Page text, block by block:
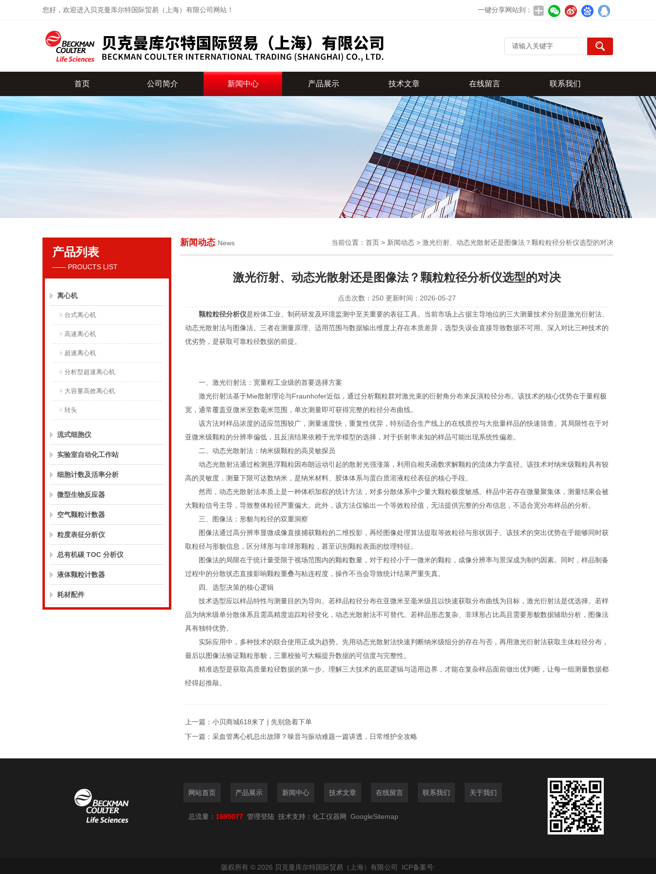
您好，欢迎进入贝克曼库尔特国际贸易（上海）有限公司网站！ 一键分享网站到：
贝克曼库尔特国际贸易（上海）有限公司
首页 公司简介 新闻中心 产品展示 技术文章 在线留言 联系我们
产品列表
—— PROUCTS LIST
离心机
台式离心机
高速离心机
超速离心机
分析型超速离心机
大容量高效离心机
转头
流式细胞仪
实验室自动化工作站
细胞计数及活率分析
微型生物反应器
空气颗粒计数器
粒度表征分析仪
总有机碳 TOC 分析仪
液体颗粒计数器
耗材配件
新闻动态 News 当前位置： 首页 > 新闻动态 > 激光衍射、动态光散射还是图像法？颗粒粒径分析仪选型的对决
激光衍射、动态光散射还是图像法？颗粒粒径分析仪选型的对决
点击次数：250 更新时间：2026-05-27
颗粒粒径分析仪是粉体工业、制药研发及环境监测中至关重要的表征工具。当前市场上占据主导地位的三大测量技术分别是激光衍射法、
动态光散射法与图像法。三者在测量原理、适用范围与数据输出维度上存在本质差异，选型失误会直接导致数据不可用。深入对比三种技术的
优劣势，是获取可靠粒径数据的前提。
一、激光衍射法：宽量程工业级的首要选择方案
激光衍射法基于Mie散射理论与Fraunhofer近似，通过分析颗粒群对激光束的衍射角分布来反演粒径分布。该技术的核心优势在于量程极
宽，通常覆盖亚微米至数毫米范围，单次测量即可获得完整的粒径分布曲线。
该方法对样品浓度的适应范围较广，测量速度快，重复性优异，特别适合生产线上的在线质控与大批量样品的快速筛查。其局限性在于对
亚微米级颗粒的分辨率偏低，且反演结果依赖于光学模型的选择，对于折射率未知的样品可能出现系统性偏差。
二、动态光散射法：纳米级颗粒的高灵敏探员
动态光散射法通过检测悬浮颗粒因布朗运动引起的散射光强涨落，利用自相关函数求解颗粒的流体力学直径。该技术对纳米级颗粒具有较
高的灵敏度，测量下限可达数纳米，是纳米材料、胶体体系与蛋白质溶液粒径表征的核心手段。
然而，动态光散射法本质上是一种体积加权的统计方法，对多分散体系中少量大颗粒极度敏感。样品中若存在微量聚集体，测量结果会被
大颗粒信号主导，导致整体粒径严重偏大。此外，该方法仅输出一个等效粒径值，无法提供完整的分布信息，不适合宽分布样品的分析。
三、图像法：形貌与粒径的双重洞察
图像法通过高分辨率显微成像直接捕获颗粒的二维投影，再经图像处理算法提取等效粒径与形状因子。该技术的突出优势在于能够同时获
取粒径与形貌信息，区分球形与非球形颗粒，甚至识别颗粒表面的纹理特征。
图像法的局限在于统计量受限于视场范围内的颗粒数量，对于粒径小于一微米的颗粒，成像分辨率与景深成为制约因素。同时，样品制备
过程中的分散状态直接影响颗粒重叠与粘连程度，操作不当会导致统计结果严重失真。
四、选型决策的核心逻辑
技术选型应以样品特性与测量目的为导向。若样品粒径分布在亚微米至毫米级且以快速获取分布曲线为目标，激光衍射法是优选择。若样
品为纳米级单分散体系且需高精度追踪粒径变化，动态光散射法不可替代。若样品形态复杂、非球形占比高且需要形貌数据辅助分析，图像法
具有独特优势。
实际应用中，多种技术的联合使用正成为趋势。先用动态光散射法快速判断纳米级组分的存在与否，再用激光衍射法获取主体粒径分布，
最后以图像法验证颗粒形貌，三重校验可大幅提升数据的可信度与完整性。
精准选型是获取高质量粒径数据的第一步。理解三大技术的底层逻辑与适用边界，才能在复杂样品面前做出优判断，让每一组测量数据都
经得起推敲。
上一篇： 小贝商城618来了 | 先别急着下单
下一篇： 采血管离心机总出故障？噪音与振动难题一篇讲透，日常维护全攻略
网站首页 产品展示 新闻中心 技术文章 在线留言 联系我们 关于我们
总流量： 1695077 管理登陆 技术支持： 化工仪器网 GoogleSitemap
版权所有 © 2026 贝克曼库尔特国际贸易（上海）有限公司 ICP备案号: